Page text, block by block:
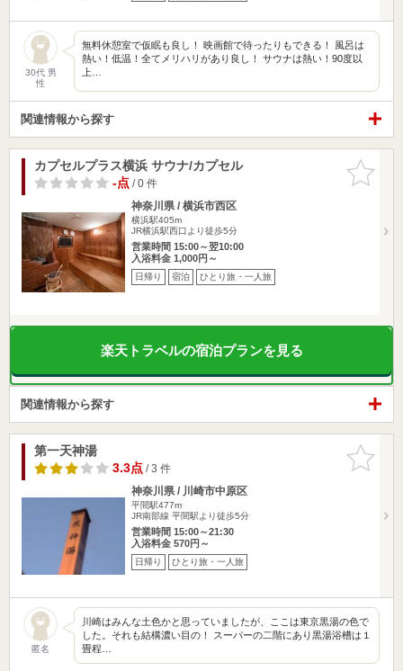
30代 男
性
無料休憩室で仮眠も良し！ 映画館で待ったりもできる！ 風呂は
熱い！低温！全てメリハリがあり良し！ サウナは熱い！90度以
上…
関連情報から探す
お気に入
りに追加
カプセルプラス横浜 サウナ/カプセル
-点/ 0 件
神奈川県 / 横浜市西区
横浜駅405m
JR横浜駅西口より徒歩5分
営業時間 15:00～翌10:00
入浴料金 1,000円～
日帰り 宿泊 ひとり旅・一人旅
楽天トラベルの宿泊プランを見る
関連情報から探す
お気に入
りに追加
第一天神湯
3.3点/ 3 件
神奈川県 / 川崎市中原区
平間駅477m
JR南部線 平間駅より徒歩5分
営業時間 15:00～21:30
入浴料金 570円～
日帰り ひとり旅・一人旅
匿名
川崎はみんな土色かと思っていましたが、ここは東京黒湯の色で
した。それも結構濃い目の！ スーパーの二階にあり黒湯浴槽は１
畳程…